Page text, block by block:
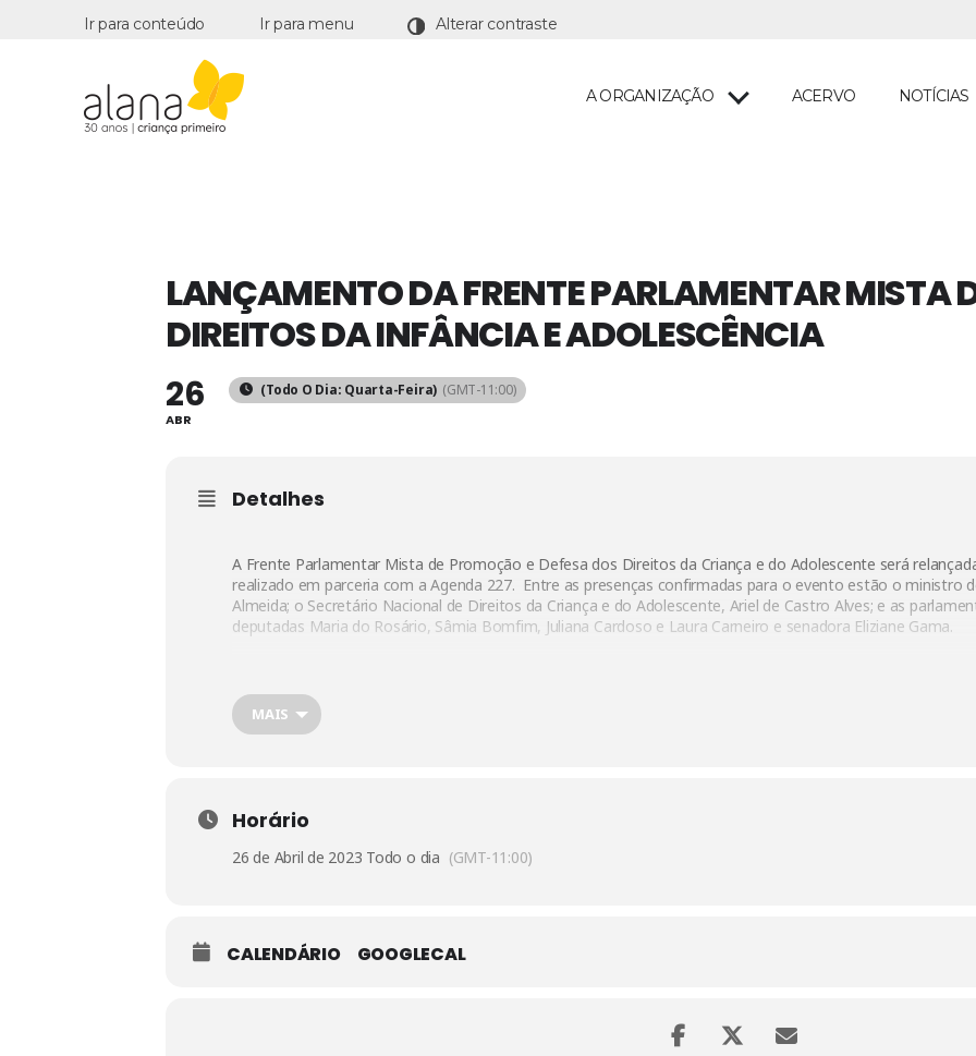
Ir para conteúdo Ir para menu
A ORGANIZAÇÃO ACERVO NOTÍCIAS
LANÇAMENTO DA FRENTE PARLAMENTAR MISTA
DIREITOS DA INFÂNCIA E ADOLESCÊNCIA
26
ABR
(Todo O Dia: Quarta-Feira) (GMT-11:00)
Detalhes
A Frente Parlamentar Mista de Promoção e Defesa dos Direitos da Criança e do Adolescente será
realizado em parceria com a Agenda 227. Entre as presenças confirmadas para o evento estão o ministro
Almeida; o Secretário Nacional de Direitos da Criança e do Adolescente, Ariel de Castro Alves; e as
deputadas Maria do Rosário, Sâmia Bomfim, Juliana Cardoso e Laura Carneiro e senadora Eliziane Gama.
MAIS
Horário
26 de Abril de 2023 Todo o dia (GMT-11:00)
CALENDÁRIO GOOGLECAL